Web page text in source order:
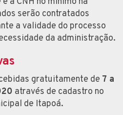
serão contratados
a validade do processo
da administração.
gratuitamente de 7 a
através de cadastro no
de Itapoá.